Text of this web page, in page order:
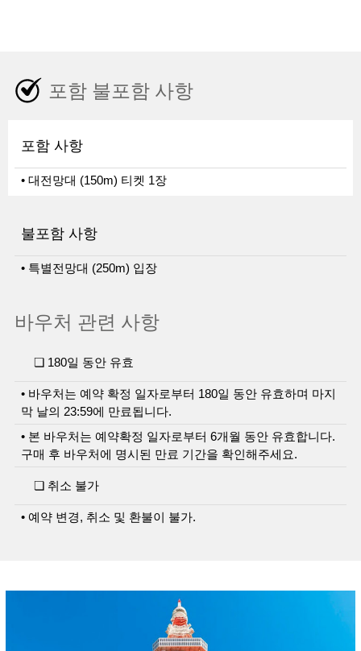
포함 불포함 사항
포함 사항
• 대전망대 (150m) 티켓 1장
불포함 사항
• 특별전망대 (250m) 입장
바우처 관련 사항
❏ 180일 동안 유효
• 바우처는 예약 확정 일자로부터 180일 동안 유효하며 마지
막 날의 23:59에 만료됩니다.
• 본 바우처는 예약확정 일자로부터 6개월 동안 유효합니다.
구매 후 바우처에 명시된 만료 기간을 확인해주세요.
❏ 취소 불가
• 예약 변경, 취소 및 환불이 불가.